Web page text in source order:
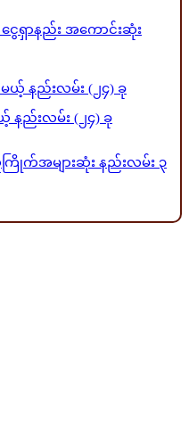
ေရှာနည်း အကောင်းဆုံး
နည်းလမ်း (၂၄) ခု
လူကြိုက်အများဆုံး နည်းလမ်း ၃